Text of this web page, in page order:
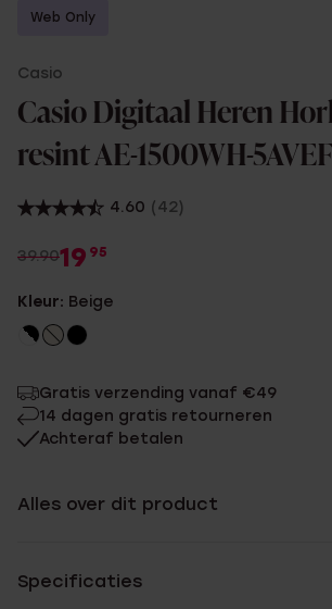
-50%
Web Only
Casio
Casio Digitaal Heren
resint AE-1500WH-5AVEF
4.60 (42)
39.9019 95
Kleur: Beige
Gratis verzending vanaf €49
14 dagen gratis retourneren
Achteraf betalen
Alles over dit product
Specificaties